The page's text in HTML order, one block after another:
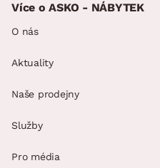
Více o ASKO - NÁBYTEK
O nás
Aktuality
Naše prodejny
Služby
Pro média